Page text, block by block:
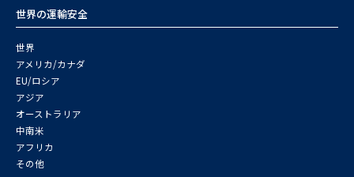
世界の運輸安全
世界
アメリカ/カナダ
EU/ロシア
アジア
オーストラリア
中南米
アフリカ
その他